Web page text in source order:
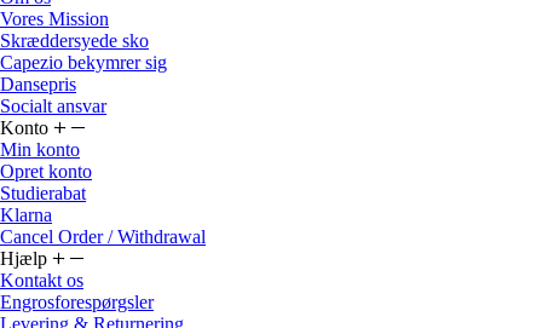
Skræddersyede sko
Capezio bekymrer sig
Dansepris
Socialt ansvar
Konto
Min konto
Opret konto
Studierabat
Klarna
Cancel Order / Withdrawal
Hjælp
Kontakt os
Engrosforespørgsler
Levering & Returnering
Opret en retur